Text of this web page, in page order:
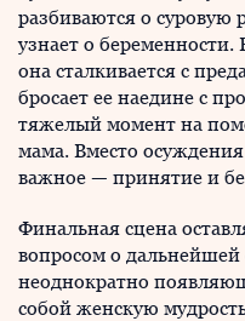
разбиваются о суровую
узнает о беременности.
она сталкивается с
бросает ее наедине с
тяжелый момент на
мама. Вместо
важное — принятие и
Финальная сцена
вопросом о дальнейшей
неоднократно
собой женскую